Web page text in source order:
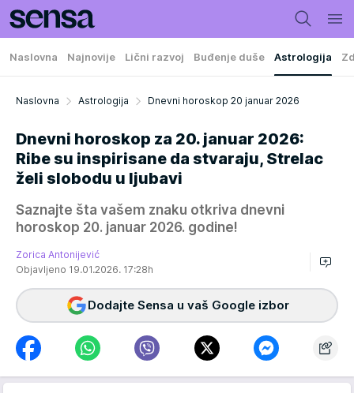
Naslovna Najnovije Lični razvoj Buđenje duše Astrologija
Naslovna Astrologija Dnevni horoskop 20 januar 2026
Dnevni horoskop za 20. januar 2026:
Ribe su inspirisane da stvaraju, Strelac
želi slobodu u ljubavi
Saznajte šta vašem znaku otkriva dnevni
horoskop 20. januar 2026. godine!
Zorica Antonijević
Objavljeno 19.01.2026. 17:28h
Dodajte Sensa u vaš Google izbor